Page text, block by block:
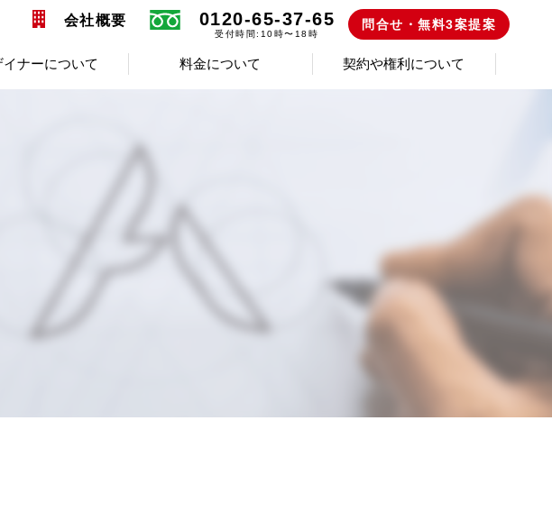
会社概要 0120-65-37-65
受付時間:10時〜18時
問合せ・無料3案提案
イナーについて 料金について 契約や権利について